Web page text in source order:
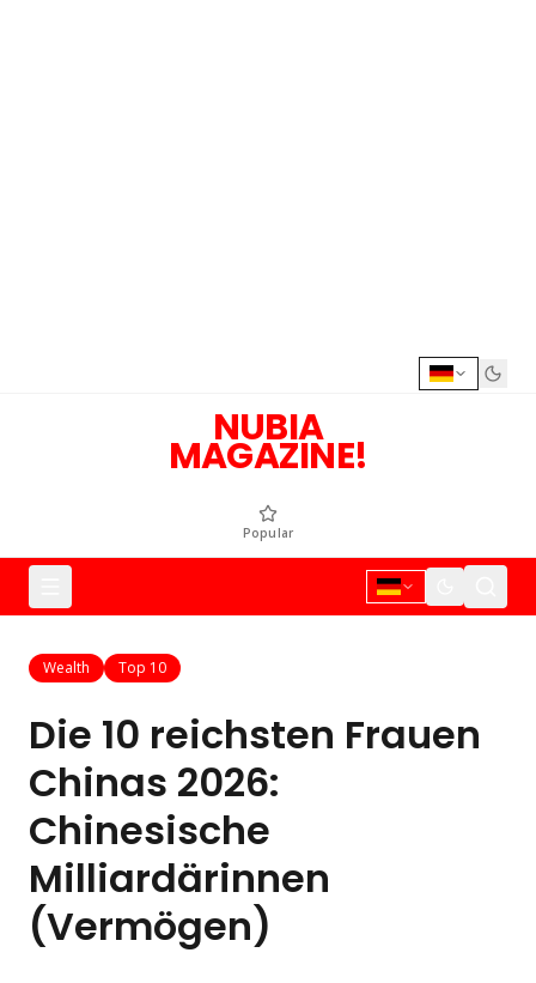
NUBIA
MAGAZINE!
Popular
Wealth Top 10
Die 10 reichsten Frauen
Chinas 2026:
Chinesische
Milliardärinnen
(Vermögen)